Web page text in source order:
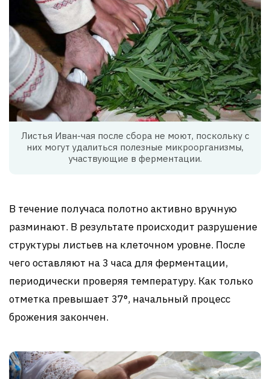
Листья Иван-чая после сбора не моют, поскольку с
них могут удалиться полезные микроорганизмы,
участвующие в ферментации.
В течение получаса полотно активно вручную
разминают. В результате происходит разрушение
структуры листьев на клеточном уровне. После
чего оставляют на 3 часа для ферментации,
периодически проверяя температуру. Как только
отметка превышает 37°, начальный процесс
брожения закончен.